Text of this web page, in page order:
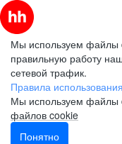
Мы используем файлы
правильную работу
сетевой трафик.
Правила
Мы используем файлы
файлов cookie
Понятно